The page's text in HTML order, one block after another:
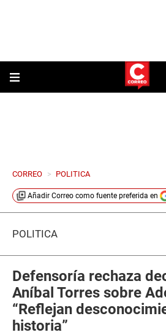
CORREO > POLITICA
Añadir Correo como fuente preferida en
POLÍTICA
Defensoría rechaza
Aníbal Torres sobre
“Reflejan
historia”